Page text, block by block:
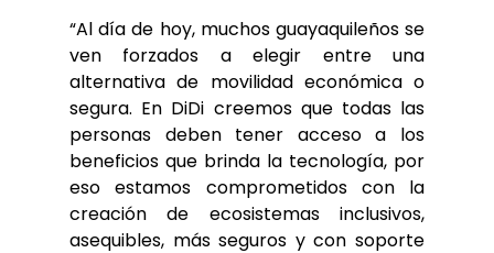
“Al día de hoy, muchos guayaquileños se
ven forzados a elegir entre una
alternativa de movilidad económica o
segura. En DiDi creemos que todas las
personas deben tener acceso a los
beneficios que brinda la tecnología, por
eso estamos comprometidos con la
creación de ecosistemas inclusivos,
asequibles, más seguros y con soporte